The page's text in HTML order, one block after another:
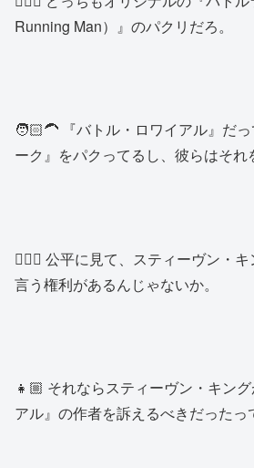
Running Man）』のパクリだろ。
🧑🏻‍🦱 『バトル・ロワイアル』だ
ーク』をパクってるし、彼らはそれ
👨🏼‍✈️ 公平に見て、スティーヴン・
言う権利があるんじゃないか。
👧🏼 それならスティーヴン・キン
アル』の作者を訴えるべきだった